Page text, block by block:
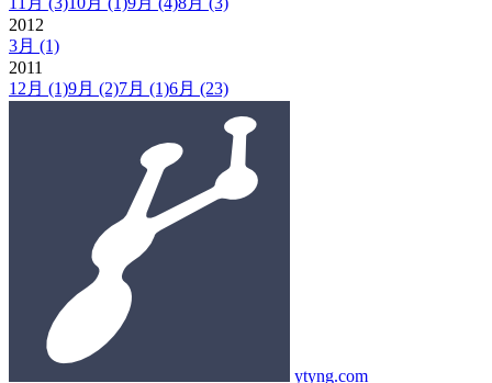
2012
3月 (1)
2011
12月 (1)9月 (2)7月 (1)6月 (23)
ytyng.com